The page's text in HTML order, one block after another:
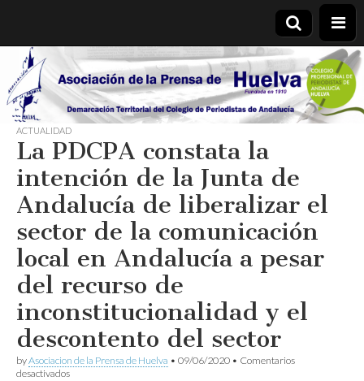
Asociación
de la
Prensa de
Huelva
ACTUALIDAD
La PDCPA constata la
intención de la Junta de
Andalucía de liberalizar el
sector de la comunicación
local en Andalucía a pesar
del recurso de
inconstitucionalidad y el
descontento del sector
byAsociacion de la Prensa de Huelva • 09/06/2020 • Comentarios
desactivadosen